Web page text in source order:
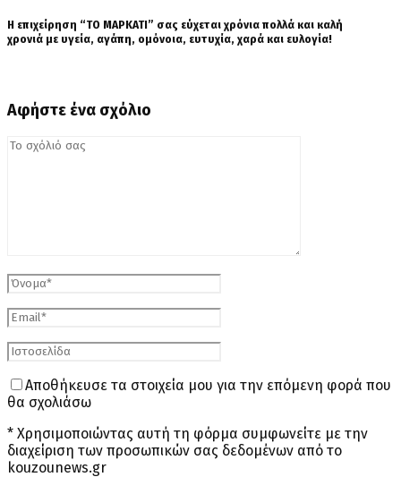
Η επιχείρηση “TO ΜΑΡΚΑΤΙ” σας εύχεταιχρόνια πολλάκαι καλή
χρονιά με υγεία, αγάπη, ομόνοια, ευτυχία, χαρά και ευλογία!
Αφήστε ένα σχόλιο
Αποθήκευσε τα στοιχεία μου για την επόμενη φορά που
θα σχολιάσω
* Χρησιμοποιώντας αυτή τη φόρμα συμφωνείτε με την
διαχείριση των προσωπικών σας δεδομένων από το
kouzounews.gr